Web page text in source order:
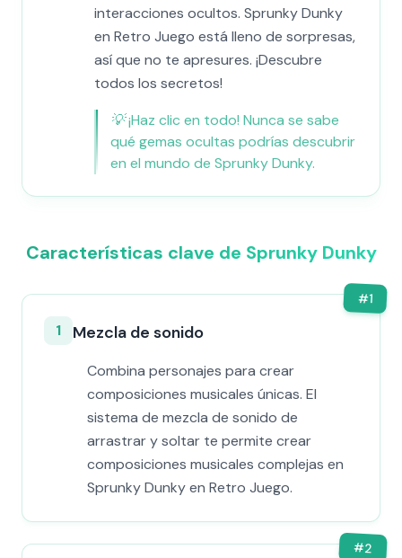
interacciones ocultos. Sprunky Dunky
en Retro Juego está lleno de sorpresas,
así que no te apresures. ¡Descubre
todos los secretos!
💡¡Haz clic en todo! Nunca se sabe
qué gemas ocultas podrías descubrir
en el mundo de Sprunky Dunky.
Características clave de Sprunky Dunky
#1
1 Mezcla de sonido
Combina personajes para crear
composiciones musicales únicas. El
sistema de mezcla de sonido de
arrastrar y soltar te permite crear
composiciones musicales complejas en
Sprunky Dunky en Retro Juego.
#2